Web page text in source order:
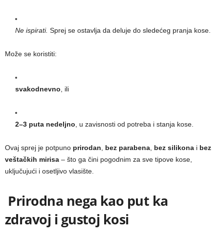
Ne ispirati. Sprej se ostavlja da deluje do sledećeg pranja kose.
Može se koristiti:
svakodnevno, ili
2–3 puta nedeljno, u zavisnosti od potreba i stanja kose.
Ovaj sprej je potpuno prirodan, bez parabena, bez silikona i bez
veštačkih mirisa – što ga čini pogodnim za sve tipove kose,
uključujući i osetljivo vlasište.
Prirodna nega kao put ka
zdravoj i gustoj kosi